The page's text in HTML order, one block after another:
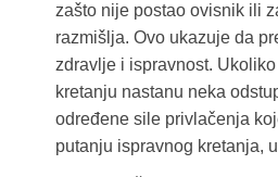
zašto nije postao ovisnik ili
razmišlja. Ovo ukazuje da
zdravlje i ispravnost.
kretanju nastanu neka
određene sile privlačenja
putanju ispravnog kretanja,